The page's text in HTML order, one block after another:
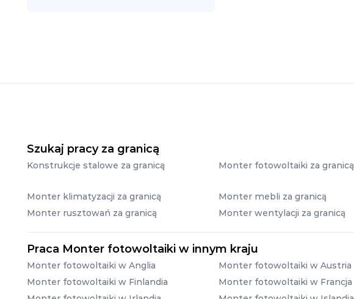
Szukaj pracy za granicą
Konstrukcje stalowe za granicą Monter fotowoltaiki za granicą
Monter klimatyzacji za granicą Monter mebli za granicą
Monter rusztowań za granicą
Monter wentylacji za granicą
Praca Monter fotowoltaiki w innym kraju
Monter fotowoltaiki w Anglia Monter fotowoltaiki w Austria
Monter fotowoltaiki w Finlandia
Monter fotowoltaiki w Francja